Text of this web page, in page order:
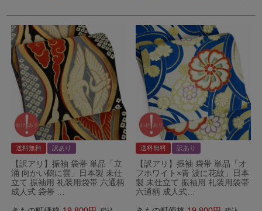
送料無料 訳あり
【訳アリ】振袖 袋帯 単品「立
涌 向かい鶴に雲」日本製 未仕
立て 振袖用 礼装用袋帯 六通柄
成人式 袋帯 …
送料無料 訳あり
【訳アリ】振袖 袋帯 単品「オ
フホワイト×青 波に花紋」日本
製 未仕立て 振袖用 礼装用袋帯
六通柄 成人式…